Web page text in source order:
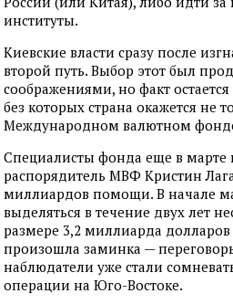
институты.
Киевские власти сразу после
второй путь. Выбор этот был
соображениями, но факт
без которых страна окажется не
Международном валютном
Специалисты фонда еще в марте
распорядитель МВФ Кристин
миллиардов помощи. В начале
выделяться в течение двух лет
размере 3,2 миллиарда
произошла заминка —
наблюдатели уже стали
операции на Юго-Востоке.